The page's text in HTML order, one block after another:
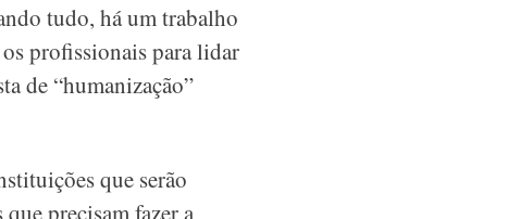
tudo, há um trabalho
os profissionais para lidar
de “humanização”
que serão
precisam fazer a